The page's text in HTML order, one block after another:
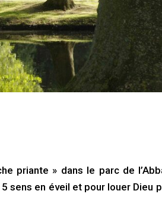
priante » dans le parc de
sens en éveil et pour louer Dieu